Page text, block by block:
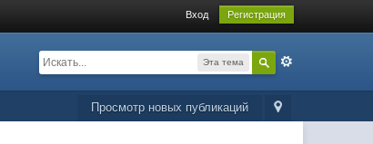
Вход Регистрация
Эта тема
Просмотр новых публикаций